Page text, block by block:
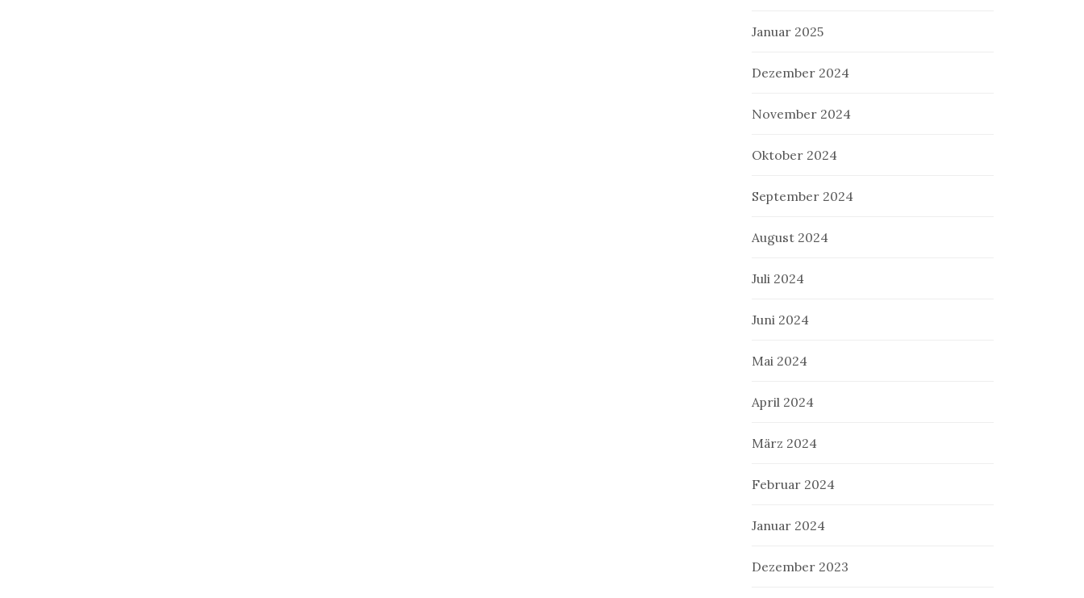
Januar 2025
Dezember 2024
November 2024
Oktober 2024
September 2024
August 2024
Juli 2024
Juni 2024
Mai 2024
April 2024
März 2024
Februar 2024
Januar 2024
Dezember 2023